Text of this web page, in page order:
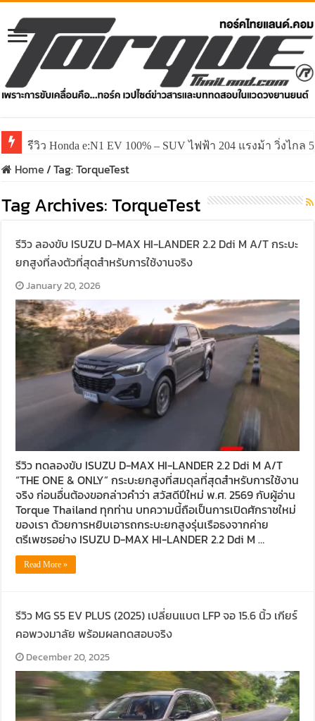
รีวิว Honda e:N1 EV 100% – SUV ไฟฟ้า 204 แรงม้า วิ่งไกล
รีวิว ลองขับ All New GWM HAVAL H6 ปรับโฉมหน้าใหม่
Home/Tag:TorqueTest
Tag Archives:TorqueTest
รีวิว ลองขับ ISUZU D-MAX HI-LANDER 2.2 Ddi M A/T กระบะ
ยกสูงที่ลงตัวที่สุดสำหรับการใช้งานจริง
January 20, 2026
รีวิว ทดลองขับ ISUZU D-MAX HI-LANDER 2.2 Ddi M A/T
“THE ONE & ONLY” กระบะยกสูงที่สมดุลที่สุดสำหรับการใช้งาน
จริง ก่อนอื่นต้องขอกล่าวคำว่า สวัสดีปีใหม่ พ.ศ. 2569 กับผู้อ่าน
Torque Thailand ทุกท่าน บทความนี้ถือเป็นการเปิดศักราชใหม่
ของเรา ด้วยการหยิบเอารถกระบะยกสูงรุ่นเรือธงจากค่าย
ตรีเพชรอย่าง ISUZU D-MAX HI-LANDER 2.2 Ddi M …
Read More »
รีวิว MG S5 EV PLUS (2025) เปลี่ยนแบต LFP จอ 15.6 นิ้ว เกียร์
คอพวงมาลัย พร้อมผลทดสอบจริง
December 20, 2025